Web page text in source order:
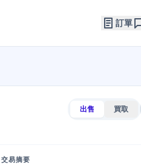
訂單
出售 買取
交易摘要